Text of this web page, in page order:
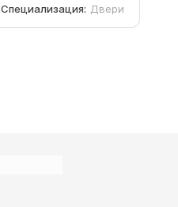
Специализация: Двери